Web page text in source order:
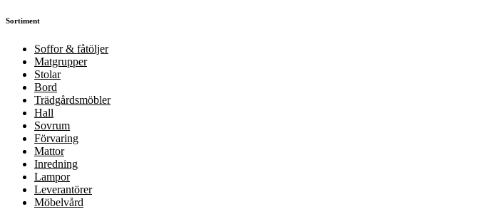
Sortiment
Soffor & fåtöljer
Matgrupper
Stolar
Bord
Trädgårdsmöbler
Hall
Sovrum
Förvaring
Mattor
Inredning
Lampor
Leverantörer
Möbelvård